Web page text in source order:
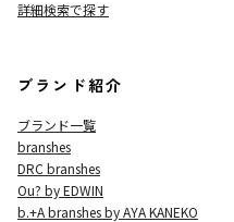
詳細検索で探す
ブランド紹介
ブランド一覧
branshes
DRC branshes
Ou? by EDWIN
b.+A branshes by AYA KANEKO